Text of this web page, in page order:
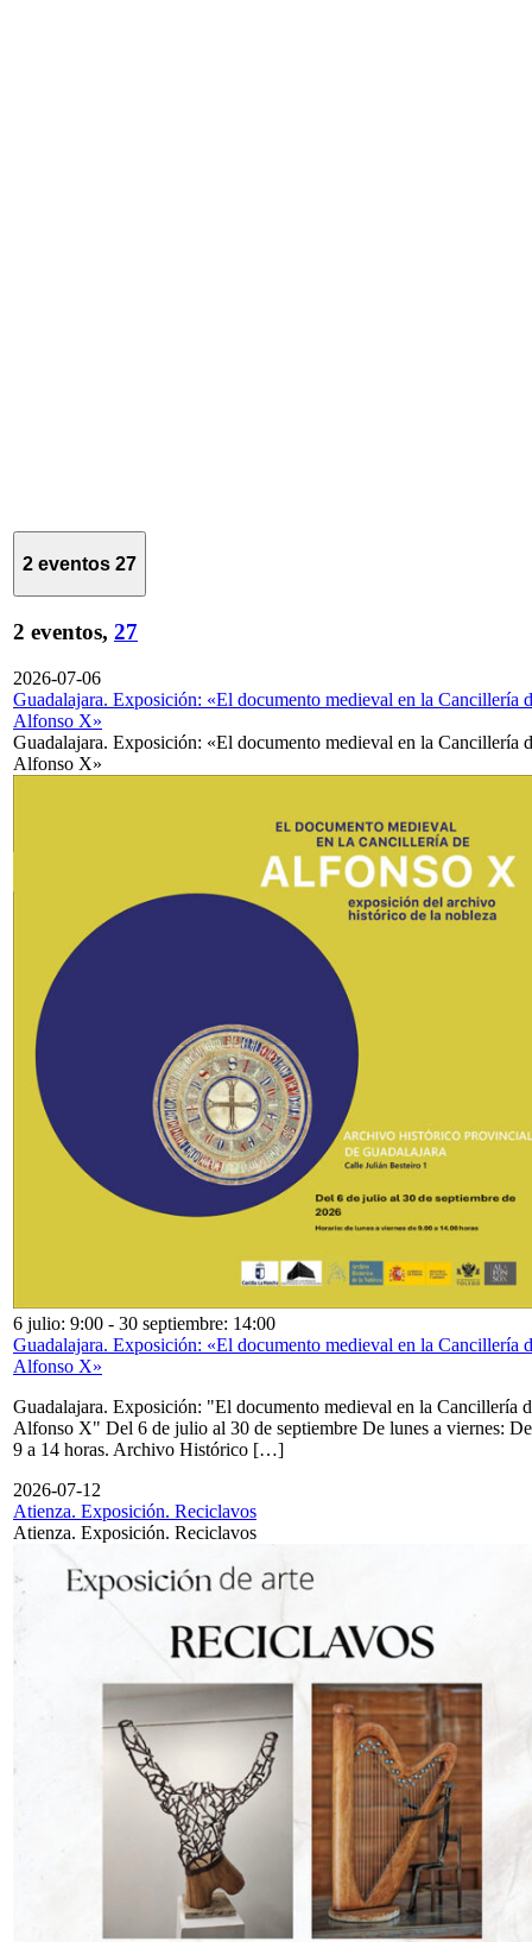
2 eventos 27
2 eventos, 27
2026-07-06
Guadalajara. Exposición: «El documento medieval en la Cancillería
Alfonso X»
Guadalajara. Exposición: «El documento medieval en la Cancillería
Alfonso X»
6 julio: 9:00 - 30 septiembre: 14:00
Guadalajara. Exposición: «El documento medieval en la Cancillería
Alfonso X»
Guadalajara. Exposición: "El documento medieval en la Cancillería
Alfonso X" Del 6 de julio al 30 de septiembre De lunes a viernes: De
9 a 14 horas. Archivo Histórico […]
2026-07-12
Atienza. Exposición. Reciclavos
Atienza. Exposición. Reciclavos